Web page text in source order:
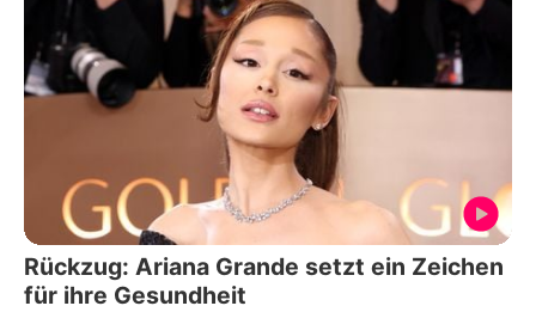
Rückzug: Ariana Grande setzt ein Zeichen
für ihre Gesundheit